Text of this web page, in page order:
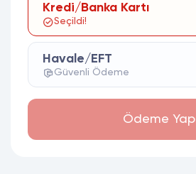
Kredi/Banka Kartı
Seçildi!
Havale/EFT
Güvenli Ödeme
Ödeme Yap